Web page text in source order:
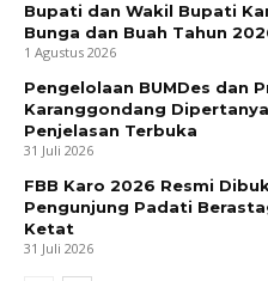
Bupati dan Wakil Bupati
Bunga dan Buah Tahun
1 Agustus 2026
Pengelolaan BUMDes dan
Karanggondang
Penjelasan Terbuka
31 Juli 2026
FBB Karo 2026 Resmi
Pengunjung Padati
Ketat
31 Juli 2026